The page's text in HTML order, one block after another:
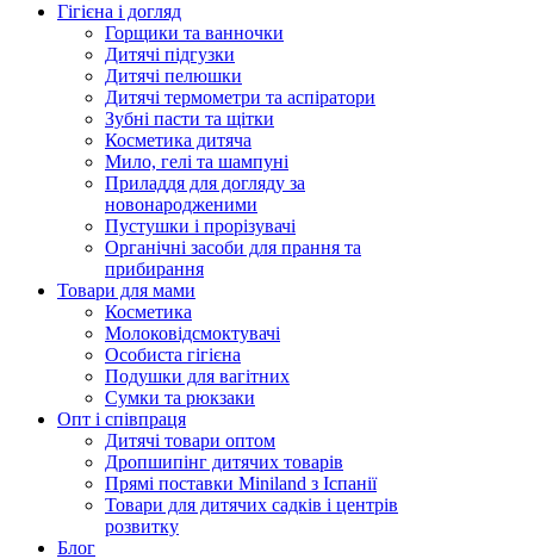
Гігієна і догляд
Горщики та ванночки
Дитячі підгузки
Дитячі пелюшки
Дитячі термометри та аспіратори
Зубні пасти та щітки
Косметика дитяча
Мило, гелі та шампуні
Приладдя для догляду за
новонародженими
Пустушки і прорізувачі
Органічні засоби для прання та
прибирання
Товари для мами
Косметика
Молоковідсмоктувачі
Особиста гігієна
Подушки для вагітних
Сумки та рюкзаки
Опт і співпраця
Дитячі товари оптом
Дропшипінг дитячих товарів
Прямі поставки Miniland з Іспанії
Товари для дитячих садків і центрів
розвитку
Блог